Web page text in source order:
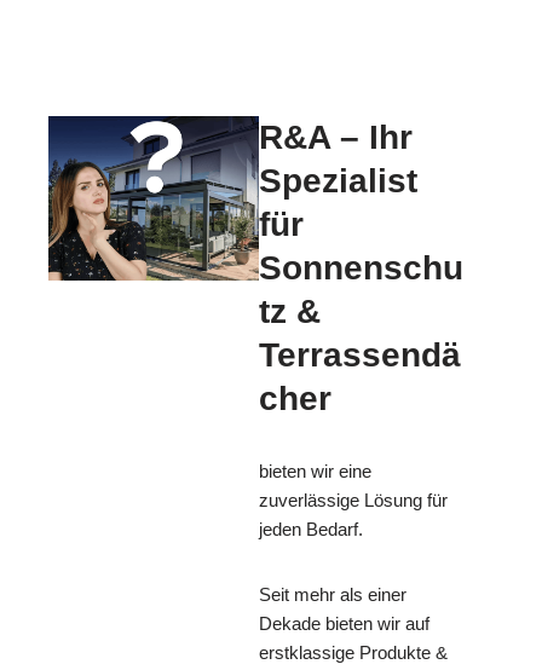
R&A – Ihr
Spezialist
für
Sonnenschu
tz &
Terrassendä
cher
bieten wir eine
zuverlässige Lösung für
jeden Bedarf.
Seit mehr als einer
Dekade bieten wir auf
erstklassige Produkte &